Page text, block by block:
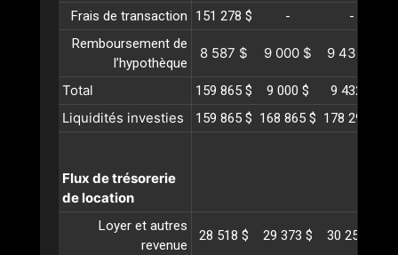
Frais de transaction
151 278 $ -
-
Remboursement de
l’hypothèque
8 587 $ 9 000 $ 9 432 $
Total 159 865 $ 9 000 $ 9 432 $
Liquidités investies 159 865 $ 168 865 $ 178 297 $
Flux de trésorerie
de location
Loyer et autres
revenue
28 518 $ 29 373 $ 30 254 $